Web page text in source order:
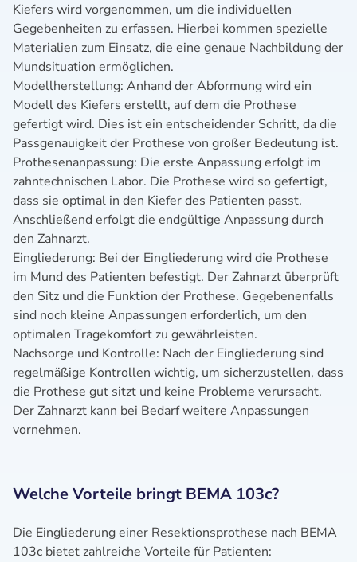
Kiefers wird vorgenommen, um die individuellen
Gegebenheiten zu erfassen. Hierbei kommen spezielle
Materialien zum Einsatz, die eine genaue Nachbildung der
Mundsituation ermöglichen.
Modellherstellung: Anhand der Abformung wird ein
Modell des Kiefers erstellt, auf dem die Prothese
gefertigt wird. Dies ist ein entscheidender Schritt, da die
Passgenauigkeit der Prothese von großer Bedeutung ist.
Prothesenanpassung: Die erste Anpassung erfolgt im
zahntechnischen Labor. Die Prothese wird so gefertigt,
dass sie optimal in den Kiefer des Patienten passt.
Anschließend erfolgt die endgültige Anpassung durch
den Zahnarzt.
Eingliederung: Bei der Eingliederung wird die Prothese
im Mund des Patienten befestigt. Der Zahnarzt überprüft
den Sitz und die Funktion der Prothese. Gegebenenfalls
sind noch kleine Anpassungen erforderlich, um den
optimalen Tragekomfort zu gewährleisten.
Nachsorge und Kontrolle: Nach der Eingliederung sind
regelmäßige Kontrollen wichtig, um sicherzustellen, dass
die Prothese gut sitzt und keine Probleme verursacht.
Der Zahnarzt kann bei Bedarf weitere Anpassungen
vornehmen.
Welche Vorteile bringt BEMA 103c?
Die Eingliederung einer Resektionsprothese nach BEMA
103c bietet zahlreiche Vorteile für Patienten: